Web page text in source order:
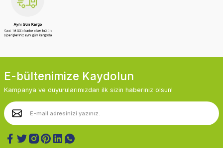
E-bültenimize Kaydolun
Kampanya ve duyurularımızdan ilk sizin haberiniz olsun!